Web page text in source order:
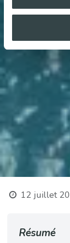
12 juillet
Résumé​